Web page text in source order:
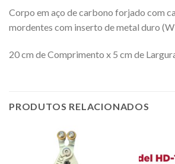
Corpo em aço de carbono forjado com
mordentes com inserto de metal duro
20 cm de Comprimento x 5 cm de
PRODUTOS RELACIONADOS